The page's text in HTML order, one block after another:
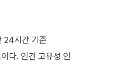
24시간 기준
다. 인간 고유성 인